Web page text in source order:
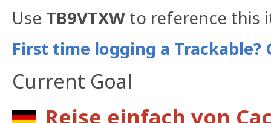
Use TB9VTXW to reference this
First time logging a Trackable?
Current Goal
Reise einfach von